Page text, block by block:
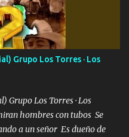
vuitton es mi fragancia
en mi pic si no se han dado
Grupo Los Torres · Los
Grupo Los Torres · Los
hombres con tubos Se
a un señor Es dueño de